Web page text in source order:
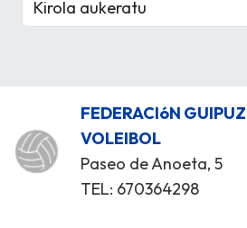
FEDERACIóN
VOLEIBOL
Paseo de Anoeta, 5
TEL: 670364298